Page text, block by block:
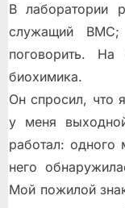
В лаборатории
служащий
поговорить.
биохимика.
Он спросил, что
у меня
работал: одного
него
Мой пожилой